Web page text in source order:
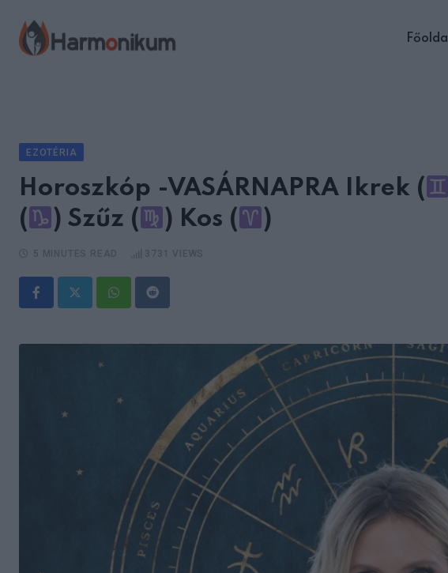
content
Főoldal
EZOTÉRIA
Horoszkóp -VASÁRNAPRA Ikrek (
(
) Szűz ( ) Kos ( )
WhatsappReddit